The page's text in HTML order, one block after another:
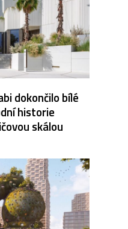
dokončilo bílé
historie
skálou